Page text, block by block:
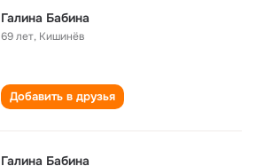
Галина Бабина
69 лет, Кишинёв
Добавить в друзья
Галина Бабина